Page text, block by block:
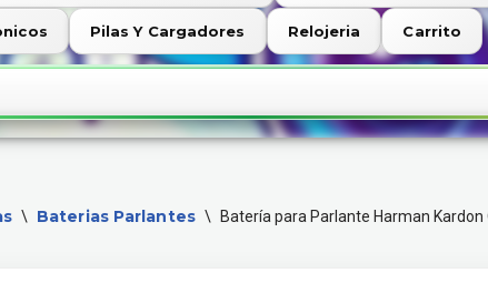
Pilas Y Cargadores Relojeria Carrito
\ Baterias Parlantes \ Batería para Parlante Harman Kardon